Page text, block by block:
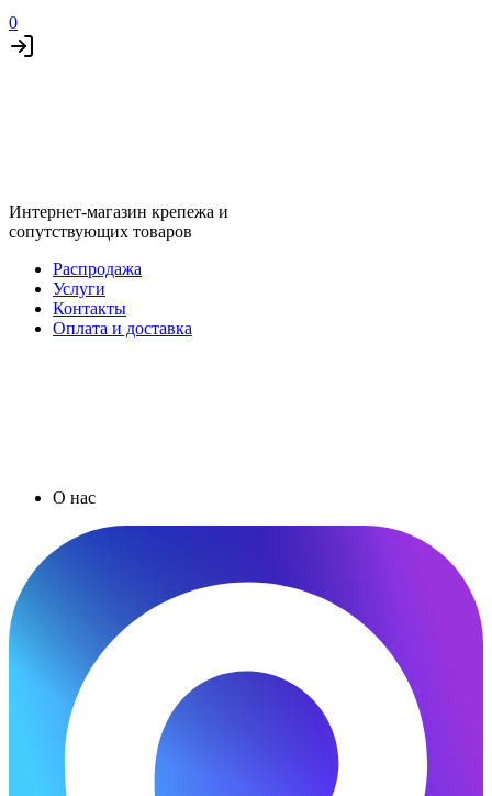
0
Интернет-магазин крепежа и
сопутствующих товаров
Распродажа
Услуги
Контакты
Оплата и доставка
О нас